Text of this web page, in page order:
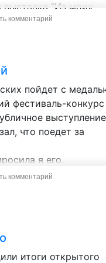
выставка “Из моих
70-летию
комментарий
пойдет с
фестиваль-конкурс
что поедет за
я его.
комментарий
итоги открытого